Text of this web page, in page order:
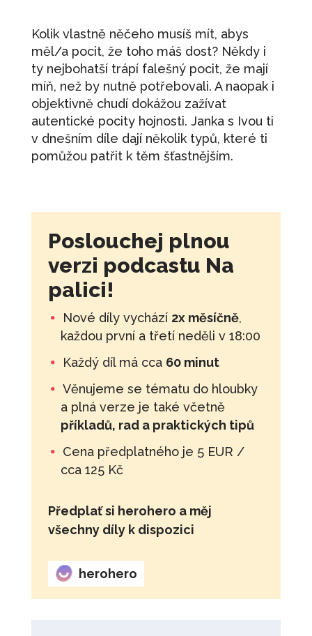
Kolik vlastně něčeho musíš mít, abys
měl/a pocit, že toho máš dost? Někdy i
ty nejbohatší trápí falešný pocit, že mají
míň, než by nutně potřebovali. A naopak i
objektivně chudí dokážou zažívat
autentické pocity hojnosti. Janka s Ivou ti
v dnešním díle dají několik typů, které ti
pomůžou patřit k těm šťastnějším.
Poslouchej plnou
verzi podcastu Na
palici!
Nové díly vychází 2x měsíčně,
každou první a třetí neděli v 18:00
Každý díl má cca 60 minut
Věnujeme se tématu do hloubky
a plná verze je také včetně
příkladů, rad a praktických tipů
Cena předplatného je 5 EUR /
cca 125 Kč
Předplať si herohero a měj
všechny díly k dispozici
herohero